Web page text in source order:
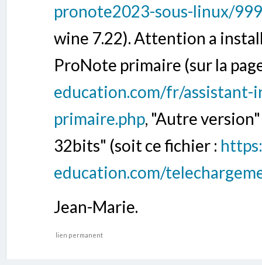
pronote2023-sous-linux/
wine 7.22). Attention a
ProNote primaire (sur la
education.com/fr/
primaire.php, "Autre
32bits" (soit ce fichier :
education.com/
Jean-Marie.
lien permanent